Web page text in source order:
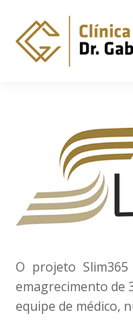
O projeto
emagrecimento de
equipe de médico,